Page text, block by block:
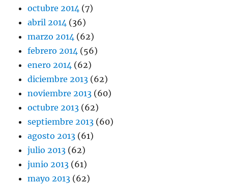
octubre 2014 (7)
abril 2014 (36)
marzo 2014 (62)
febrero 2014 (56)
enero 2014 (62)
diciembre 2013 (62)
noviembre 2013 (60)
octubre 2013 (62)
septiembre 2013 (60)
agosto 2013 (61)
julio 2013 (62)
junio 2013 (61)
mayo 2013 (62)